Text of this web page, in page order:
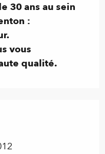
30 ans au sein
:
vous
qualité.